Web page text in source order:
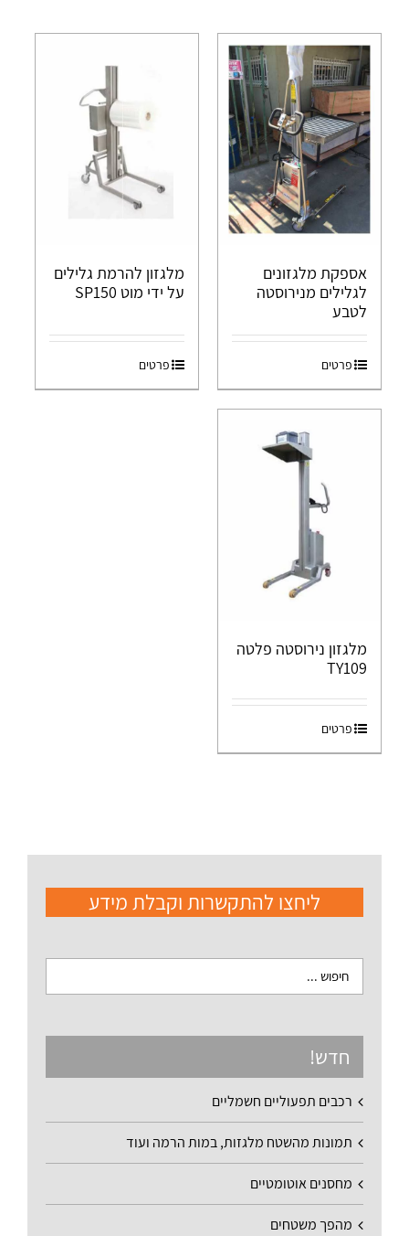
אספקת מלגזונים
לגלילים מנירוסטה
לטבע
פרטים
מלגזון להרמת גלילים
על ידי מוט SP150
פרטים
מלגזון נירוסטה פלטה
TY109
פרטים
ליחצו להתקשרות וקבלת מידע
חדש!
רכבים תפעוליים חשמליים
תמונות מהשטח מלגזות, במות הרמה ועוד
מחסנים אוטומטיים
מהפך משטחים